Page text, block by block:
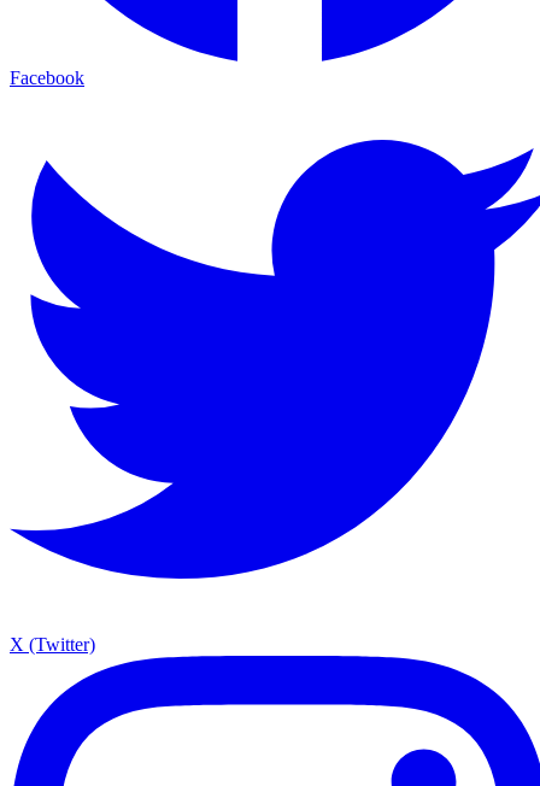
Facebook
X (Twitter)